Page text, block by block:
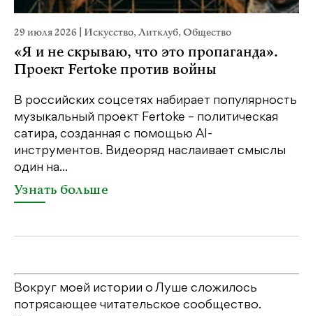
29 июля 2026 Искусство,Литклуб,Общество
«Я и не скрываю, что это пропаганда».
Проект Fertoke против войны
В российских соцсетях набирает популярность
музыкальный проект Fertoke – политическая
сатира, созданная с помощью AI-
инструментов. Видеоряд наслаивает смыслы
один на...
Узнать больше
Вокруг моей истории о Луше сложилось
потрясающее читательское сообщество.